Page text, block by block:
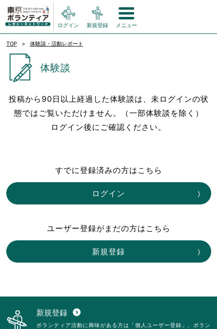
ログイン 新規登録 メニュー
TOP 体験談・活動レポート
体験談
投稿から90日以上経過した体験談は、未ログインの状
態ではご覧いただけません。（一部体験談を除く）
ログイン後にご確認ください。
すでに登録済みの方はこちら
ログイン
ユーザー登録がまだの方はこちら
新規登録
新規登録 expand_circle_down
ボランティア活動に興味がある方は「個人ユーザー登録」、ボラン